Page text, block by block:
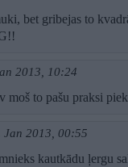
bet gribejas to
2013, 10:24
moš to pašu praksi
Jan 2013, 00:55
kautkādu ļergu